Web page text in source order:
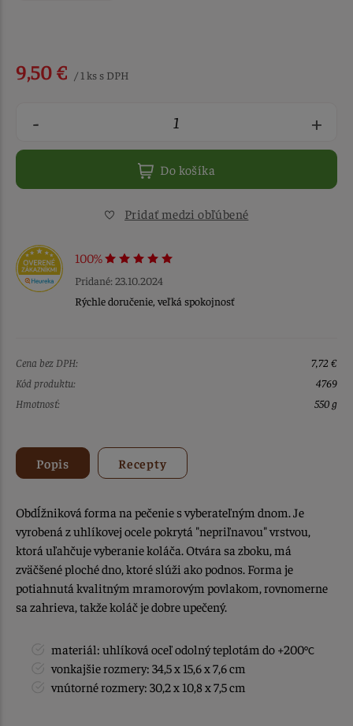
9,50 € / 1 ks s DPH
- +
Do košíka
Pridať medzi obľúbené
100%
Pridané: 23.10.2024
Rýchle doručenie, veľká spokojnosť
Cena bez DPH:
7,72 €
Kód produktu:
4769
Hmotnosť:
550 g
Popis Recepty
Obdĺžniková forma na pečenie s vyberateľným dnom. Je
vyrobená z uhlíkovej ocele pokrytá "nepriľnavou" vrstvou,
ktorá uľahčuje vyberanie koláča. Otvára sa zboku, má
zväčšené ploché dno, ktoré slúži ako podnos. Forma je
potiahnutá kvalitným mramorovým povlakom, rovnomerne
sa zahrieva, takže koláč je dobre upečený.
materiál: uhlíková oceľ odolný teplotám do +200°C
vonkajšie rozmery: 34,5 x 15,6 x 7,6 cm
vnútorné rozmery: 30,2 x 10,8 x 7,5 cm